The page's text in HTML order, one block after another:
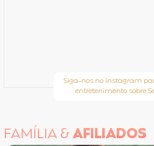
Siga-nos no Instagram
entretenimento sobre
FAMÍLIA &AFILIADOS